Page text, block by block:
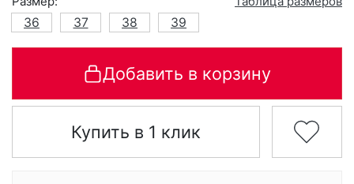
36
37 38 39
Добавить в корзину
Купить в 1 клик